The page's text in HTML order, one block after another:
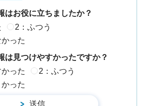
はお役に立ちましたか？
2：ふつう
った
は見つけやすかったですか？
った
2：ふつう
った